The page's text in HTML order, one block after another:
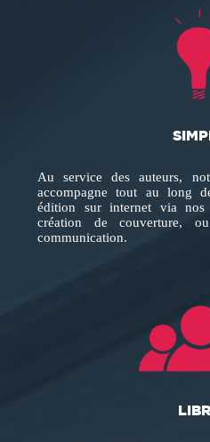
Au service des auteurs,
accompagne tout au long
édition sur internet via nos
création de couverture,
communication.